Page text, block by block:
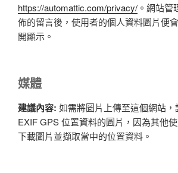
https://automattic.com/privacy/ 。網站管
佈的留言後，使用者的個人資料圖片便
開顯示。
媒體
建議內容: 如需將圖片上傳至這個網站
EXIF GPS 位置資料的圖片，因為其他
下載圖片並擷取當中的位置資料。